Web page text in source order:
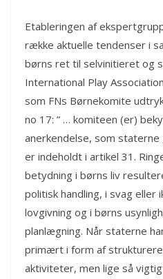
Etableringen af
række aktuelle tendenser i
børns ret til selvinitieret og
International Play
som FNs Børnekomite
no 17: ” … komiteen (er)
anerkendelse, som
er indeholdt i artikel 31.
betydning i børns liv
politisk handling, i svag eller
lovgivning og i børns
planlægning. Når staterne
primært i form af
aktiviteter, men lige så